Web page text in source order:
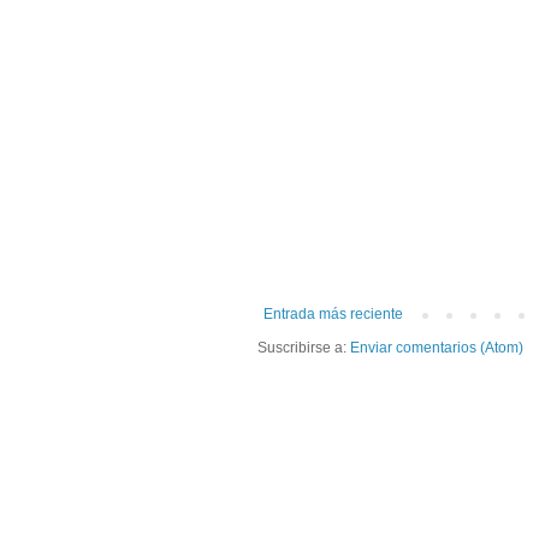
Entrada más reciente
Suscribirse a: Enviar comentarios (Atom)